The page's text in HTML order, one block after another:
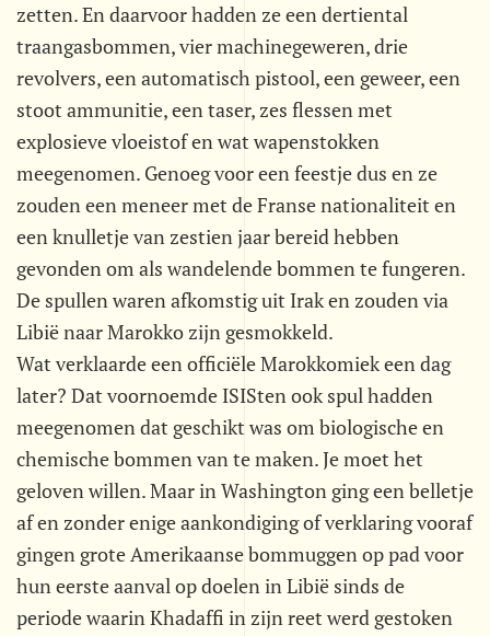
zetten. En daarvoor hadden ze een dertiental
traangasbommen, vier machinegeweren, drie
revolvers, een automatisch pistool, een geweer, een
stoot ammunitie, een taser, zes flessen met
explosieve vloeistof en wat wapenstokken
meegenomen. Genoeg voor een feestje dus en ze
zouden een meneer met de Franse nationaliteit en
een knulletje van zestien jaar bereid hebben
gevonden om als wandelende bommen te fungeren.
De spullen waren afkomstig uit Irak en zouden via
Libië naar Marokko zijn gesmokkeld.
Wat verklaarde een officiële Marokkomiek een dag
later? Dat voornoemde ISISten ook spul hadden
meegenomen dat geschikt was om biologische en
chemische bommen van te maken. Je moet het
geloven willen. Maar in Washington ging een belletje
af en zonder enige aankondiging of verklaring vooraf
gingen grote Amerikaanse bommuggen op pad voor
hun eerste aanval op doelen in Libië sinds de
periode waarin Khadaffi in zijn reet werd gestoken